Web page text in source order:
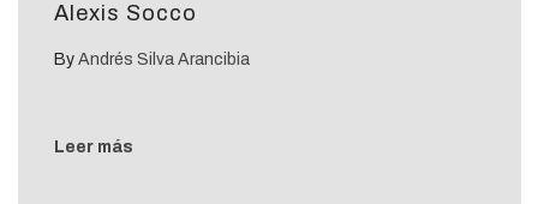
Alexis Socco
By Andrés Silva Arancibia
Leer más